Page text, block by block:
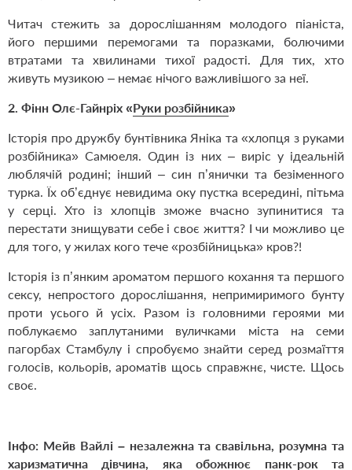
Читач стежить за дорослішанням молодого піаніста,
його першими перемогами та поразками, болючими
втратами та хвилинами тихої радості. Для тих, хто
живуть музикою – немає нічого важливішого за неї.
2. Фінн Олє-Гайнріх «Руки розбійника»
Історія про дружбу бунтівника Яніка та «хлопця з руками
розбійника» Самюеля. Один із них – виріс у ідеальній
люблячій родині; інший – син п’янички та безіменного
турка. Їх об’єднує невидима оку пустка всередині, пітьма
у серці. Хто із хлопців зможе вчасно зупинитися та
перестати знищувати себе і своє життя? І чи можливо це
для того, у жилах кого тече «розбійницька» кров?!
Історія із п’янким ароматом першого кохання та першого
сексу, непростого дорослішання, непримиримого бунту
проти усього й усіх. Разом із головними героями ми
поблукаємо заплутаними вуличками міста на семи
пагорбах Стамбулу і спробуємо знайти серед розмаїття
голосів, кольорів, ароматів щось справжнє, чисте. Щось
своє.
Інфо: Мейв Вайлі – незалежна та свавільна, розумна та
харизматична дівчина, яка обожнює панк-рок та